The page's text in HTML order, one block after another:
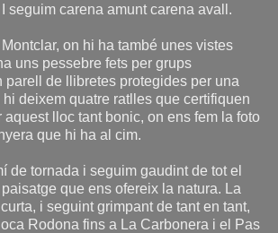
seguim carena amunt carena avall.
on hi ha també unes vistes
uns pessebre fets per grups
parell de llibretes protegides per una
deixem quatre ratlles que certifiquen
aquest lloc tant bonic, on ens fem la foto
que hi ha al cim.
de tornada i seguim gaudint de tot el
que ens ofereix la natura. La
i seguint grimpant de tant en tant,
Rodona fins a La Carbonera i el Pas